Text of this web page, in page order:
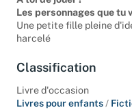
Les personnages que tu
Une petite fille pleine
harcelé
Classification
Livre d'occasion
Livres pour enfants /